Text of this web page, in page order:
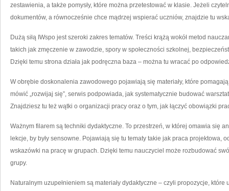
zestawienia, a także pomysły, które można przetestować w klasie. Jeżeli
dokumentów, a równocześnie chce mądrzej wspierać uczniów, znajdzie tu
Dużą siłą IWspo jest szeroki zakres tematów. Treści krążą wokół metod
takich jak zmęczenie w zawodzie, spory w społeczności szkolnej,
Dzięki temu strona działa jak podręczna baza – można tu wracać po
W obrębie doskonalenia zawodowego pojawiają się materiały, które
mówić „rozwijaj się”, serwis podpowiada, jak systematycznie budować
Znajdziesz tu też wątki o organizacji pracy oraz o tym, jak łączyć obowiązki
Ważnym filarem są techniki dydaktyczne. To przestrzeń, w której omawia się
lekcje, by były sensowne. Pojawiają się tu tematy takie jak praca projektowa,
wskazówki na pracę w grupach. Dzięki temu nauczyciel może rozbudować
grupy.
Naturalnym uzupełnieniem są materiały dydaktyczne – czyli propozycje, które